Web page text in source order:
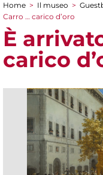
Tu sei qui
Home > Il museo >
Carro … carico d’oro
È
carico